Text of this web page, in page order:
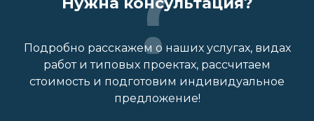
Подробно расскажем о наших услугах, видах
работ и типовых проектах, рассчитаем
стоимость и подготовим индивидуальное
предложение!